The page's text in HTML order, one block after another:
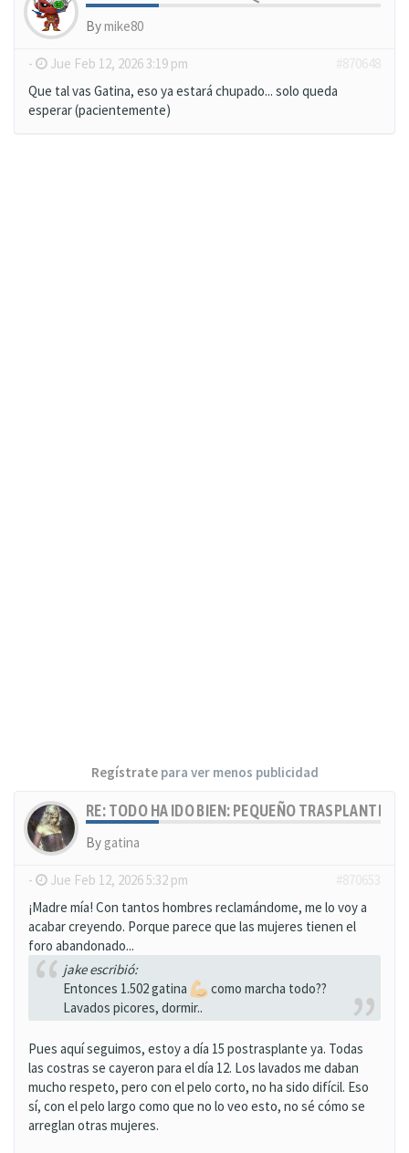
Bymike80
- Jue Feb 12, 2026 3:19 pm
Que tal vas Gatina, eso ya estará chupado... solo queda
esperar (pacientemente)
Regístratepara ver menos publicidad
RE: TODO HA IDO BIEN: PEQUEÑO TRASPLANTE,
By gatina
- Jue Feb 12, 2026 5:32 pm
¡Madre mía! Con tantos hombres reclamándome, me lo voy a
acabar creyendo. Porque parece que las mujeres tienen el
foro abandonado...
jake escribió:
Entonces 1.502 gatina
como marcha todo??
Lavados picores, dormir..
Pues aquí seguimos, estoy a día 15 postrasplante ya. Todas
las costras se cayeron para el día 12. Los lavados me daban
mucho respeto, pero con el pelo corto, no ha sido difícil. Eso
sí, con el pelo largo como que no lo veo esto, no sé cómo se
arreglan otras mujeres.